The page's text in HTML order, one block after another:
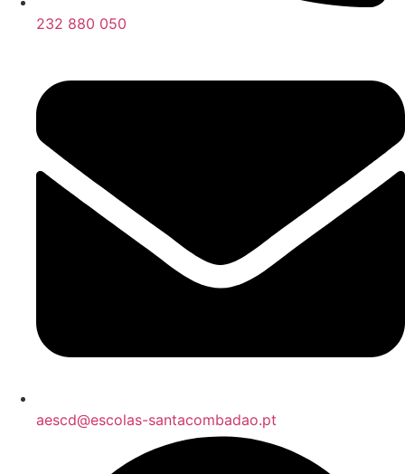
232 880 050
aescd@escolas-santacombadao.pt